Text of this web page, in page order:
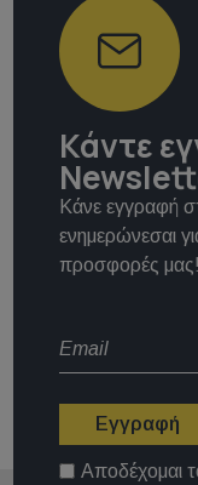
Κάντε
Κάνε εγγραφή
ενημερώνεσαι
προσφορές μας!
Εγγραφή
Αποδέχομαι